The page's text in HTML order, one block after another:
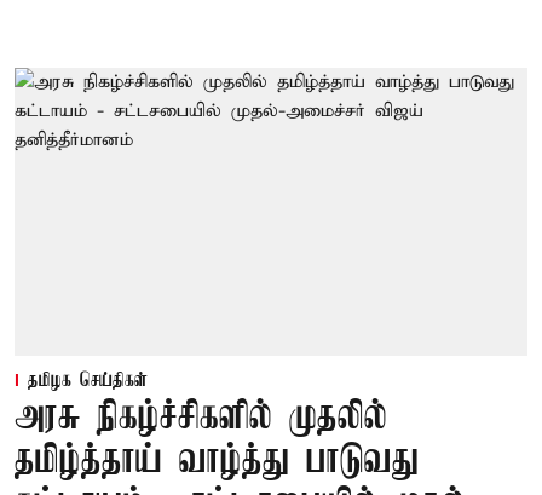
தமிழக செய்திகள்
அரசு நிகழ்ச்சிகளில் முதலில்
தமிழ்த்தாய் வாழ்த்து பாடுவது